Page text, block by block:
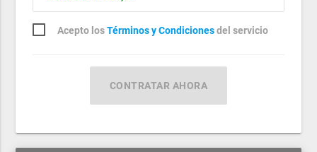
Acepto losTérminos y Condicionesdel servicio
CONTRATAR AHORA